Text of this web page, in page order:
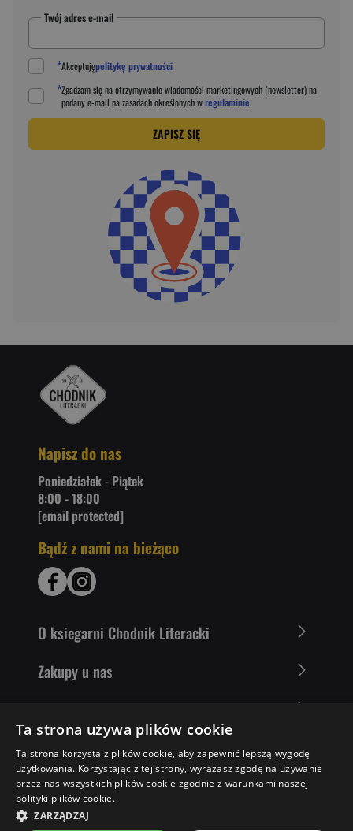
45,97 ZŁ
Twój adres e-mail
*Akceptujępolitykę prywatności
*Zgadzam się na otrzymywanie wiadomości marketingowych (newsletter) na
podanye-mail na zasadach określonych wregulaminie.
ZAPISZ SIĘ
Napisz do nas
Poniedziałek - Piątek
8:00 - 18:00
[email protected]
Bądź z nami na bieżąco
O ksiegarni Chodnik Literacki
Zakupy u nas
Literaci polecają
Ta strona używa plików cookie
Ta strona korzysta z plików cookie, aby zapewnić lepszą wygodę
użytkowania. Korzystając z tej strony, wyrażasz zgodę na używanie
przez nas wszystkich plików cookie zgodnie z warunkami naszej
polityki plików cookie.
ZARZĄDZAJ